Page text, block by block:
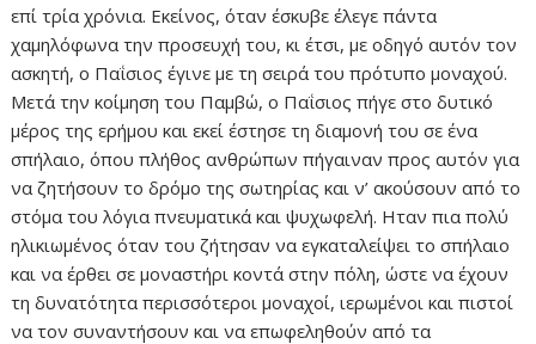
επί τρία χρόνια. Εκείνος, όταν έσκυβε έλεγε πάντα
χαμηλόφωνα την προσευχή του, κι έτσι, με οδηγό αυτόν τον
ασκητή, ο Παΐσιος έγινε με τη σειρά του πρότυπο μοναχού.
Μετά την κοίμηση του Παμβώ, ο Παΐσιος πήγε στο δυτικό
μέρος της ερήμου και εκεί έστησε τη διαμονή του σε ένα
σπήλαιο, όπου πλήθος ανθρώπων πήγαιναν προς αυτόν για
να ζητήσουν το δρόμο της σωτηρίας και ν’ ακούσουν από το
στόμα του λόγια πνευματικά και ψυχωφελή. Ηταν πια πολύ
ηλικιωμένος όταν του ζήτησαν να εγκαταλείψει το σπήλαιο
και να έρθει σε μοναστήρι κοντά στην πόλη, ώστε να έχουν
τη δυνατότητα περισσότεροι μοναχοί, ιερωμένοι και πιστοί
να τον συναντήσουν και να επωφεληθούν από τα